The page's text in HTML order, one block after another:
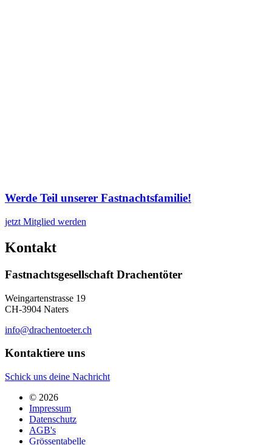
Werde Teil unserer Fastnachtsfamilie!
jetzt Mitglied werden
Kontakt
Fastnachtsgesellschaft Drachentöter
Weingartenstrasse 19
CH-3904 Naters
info@drachentoeter.ch
Kontaktiere uns
Schick uns deine Nachricht
© 2026
Impressum
Datenschutz
AGB's
Grössentabelle